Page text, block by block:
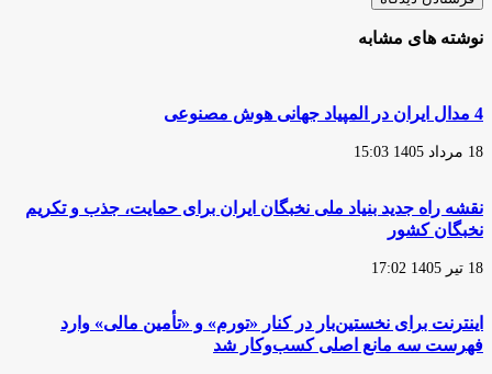
نوشته های مشابه
4 مدال ایران در المپیاد جهانی هوش مصنوعی
18 مرداد 1405 15:03
نقشه راه جدید بنیاد ملی نخبگان ایران برای حمایت، جذب و تکریم
نخبگان کشور
18 تیر 1405 17:02
اینترنت برای نخستین‌بار در کنار «تورم» و «تأمین مالی» وارد
فهرست سه مانع اصلی کسب‌وکار شد